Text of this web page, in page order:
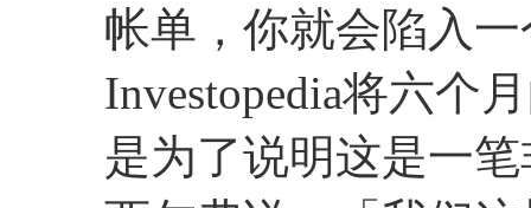
帐单，你就会陷入
Investopedia将六个
是为了说明这是一